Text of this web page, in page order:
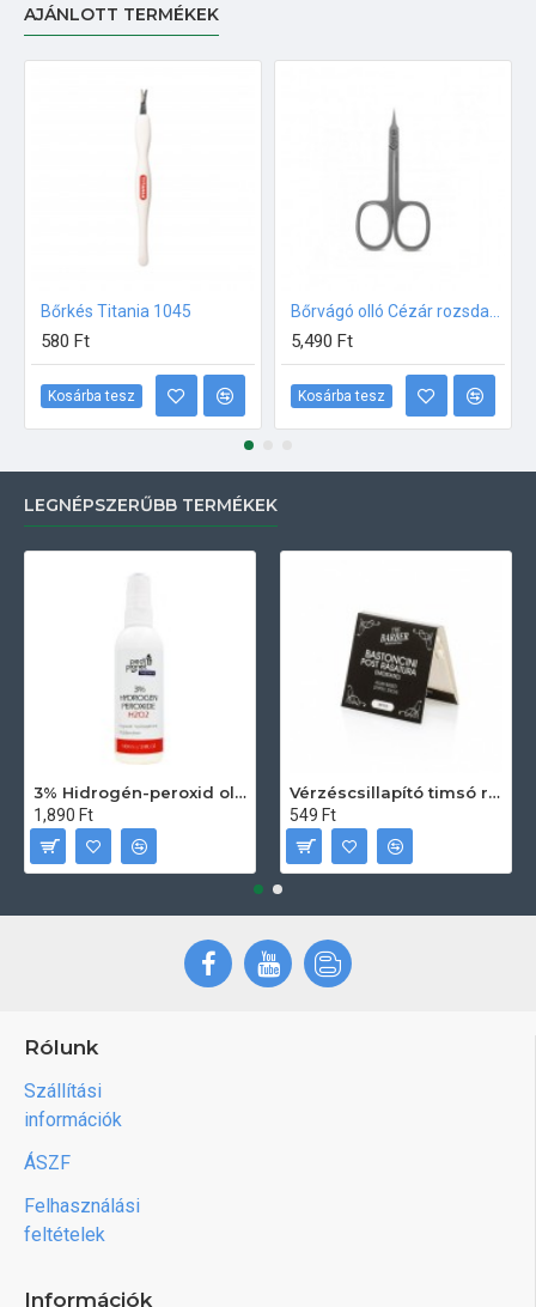
AJÁNLOTT TERMÉKEK
Bőrkés Titania 1045
580 Ft
Kosárba tesz
5,490 Ft
Kosárba tesz
LEGNÉPSZERŰBB TERMÉKEK
3% Hidrogén-peroxid oldat (sebfertőtlenítő) 100ml
1,890 Ft
Vérzéscsillapító timsó rúd 20db
549 Ft
Rólunk
Szállítási
információk
ÁSZF
Felhasználási
feltételek
Információk